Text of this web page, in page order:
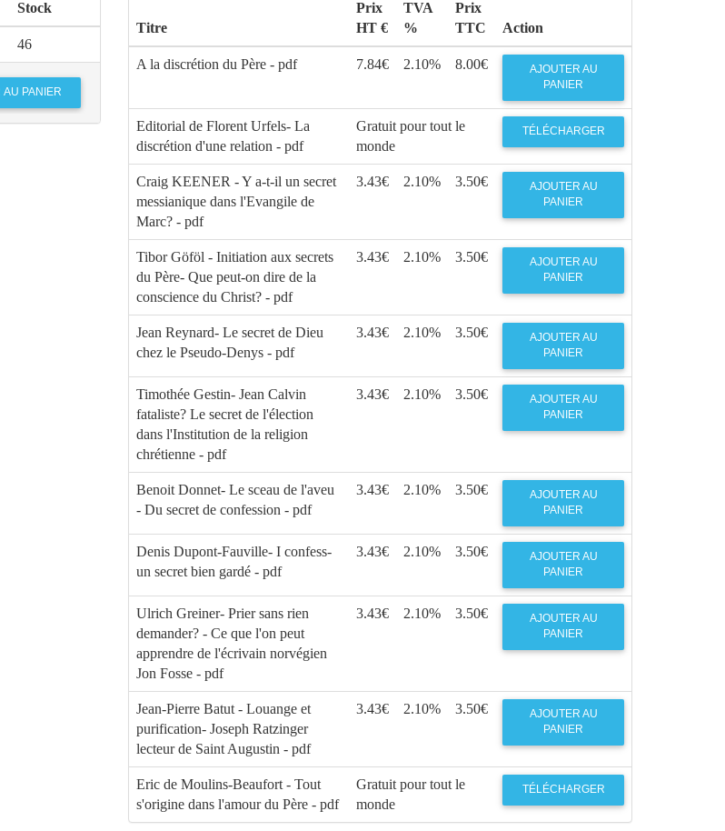
Stock
46
Titre
Prix
HT €
TVA
%
Prix
TTC
Action
A la discrétion du Père - pdf 7.84€ 2.10% 8.00€
AJOUTER AU
PANIER
Editorial de Florent Urfels- La
discrétion d'une relation - pdf
Gratuit pour tout le
monde
TÉLÉCHARGER
Craig KEENER - Y a-t-il un secret
messianique dans l'Evangile de
Marc? - pdf
3.43€ 2.10% 3.50€
AJOUTER AU
PANIER
Tibor Göföl - Initiation aux secrets
du Père- Que peut-on dire de la
conscience du Christ? - pdf
3.43€ 2.10% 3.50€
AJOUTER AU
PANIER
Jean Reynard- Le secret de Dieu
chez le Pseudo-Denys - pdf
3.43€ 2.10% 3.50€
AJOUTER AU
PANIER
Timothée Gestin- Jean Calvin
fataliste? Le secret de l'élection
dans l'Institution de la religion
chrétienne - pdf
3.43€ 2.10% 3.50€
AJOUTER AU
PANIER
Benoit Donnet- Le sceau de l'aveu
- Du secret de confession - pdf
3.43€ 2.10% 3.50€
AJOUTER AU
PANIER
Denis Dupont-Fauville- I confess-
un secret bien gardé - pdf
3.43€ 2.10% 3.50€
AJOUTER AU
PANIER
Ulrich Greiner- Prier sans rien
demander? - Ce que l'on peut
apprendre de l'écrivain norvégien
Jon Fosse - pdf
3.43€ 2.10% 3.50€
AJOUTER AU
PANIER
Jean-Pierre Batut - Louange et
purification- Joseph Ratzinger
lecteur de Saint Augustin - pdf
3.43€ 2.10% 3.50€
AJOUTER AU
PANIER
Eric de Moulins-Beaufort - Tout
s'origine dans l'amour du Père - pdf
Gratuit pour tout le
monde
TÉLÉCHARGER